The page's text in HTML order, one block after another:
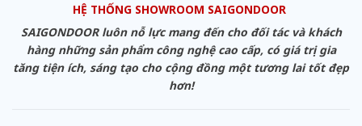
HỆ THỐNG SHOWROOM SAIGONDOOR
SAIGONDOOR luôn nỗ lực mang đến cho đối tác và khách
hàng những sản phẩm công nghệ cao cấp, có giá trị gia
tăng tiện ích, sáng tạo cho cộng đồng một tương lai tốt đẹp
hơn!